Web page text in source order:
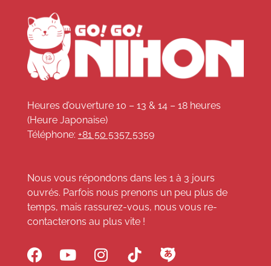
Heures d’ouverture 10 – 13 & 14 – 18 heures
(Heure Japonaise)
Téléphone: +81 50 5357 5359
Nous vous répondons dans les 1 à 3 jours
ouvrés. Parfois nous prenons un peu plus de
temps, mais rassurez-vous, nous vous re-
contacterons au plus vite !